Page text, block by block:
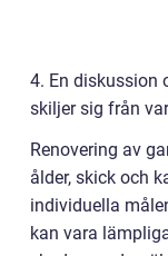
4. En diskussion
skiljer sig från
Renovering av
ålder, skick och
individuella
kan vara